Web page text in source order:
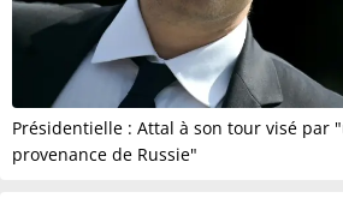
Présidentielle : Attal à son tour visé par
provenance de Russie"